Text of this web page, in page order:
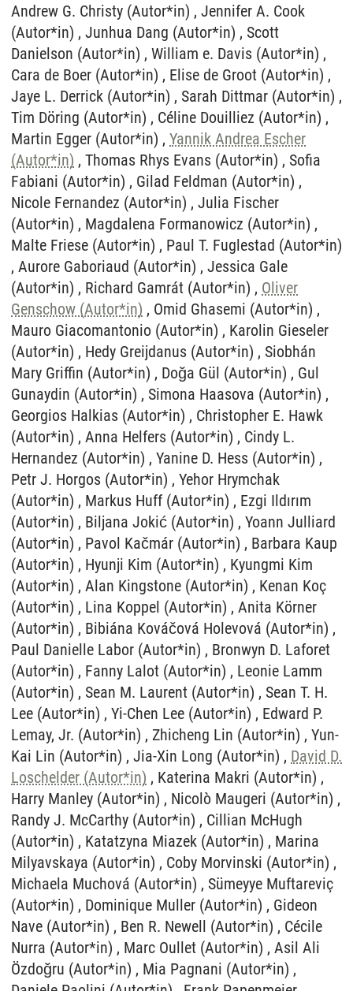
Andrew G. Christy (Autor*in) , Jennifer A. Cook
(Autor*in) , Junhua Dang (Autor*in) , Scott
Danielson (Autor*in) , William e. Davis (Autor*in) ,
Cara de Boer (Autor*in) , Elise de Groot (Autor*in) ,
Jaye L. Derrick (Autor*in) , Sarah Dittmar (Autor*in) ,
Tim Döring (Autor*in) , Céline Douilliez (Autor*in) ,
Martin Egger (Autor*in) , Yannik Andrea Escher
(Autor*in) , Thomas Rhys Evans (Autor*in) , Sofia
Fabiani (Autor*in) , Gilad Feldman (Autor*in) ,
Nicole Fernandez (Autor*in) , Julia Fischer
(Autor*in) , Magdalena Formanowicz (Autor*in) ,
Malte Friese (Autor*in) , Paul T. Fuglestad (Autor*in)
, Aurore Gaboriaud (Autor*in) , Jessica Gale
(Autor*in) , Richard Gamrát (Autor*in) , Oliver
Genschow (Autor*in) , Omid Ghasemi (Autor*in) , Mauro Giacomantonio (Autor*in) , Karolin Gieseler (Autor*in) , Hedy Greijdanus (Autor*in) , Siobhán Mary Griffin (Autor*in) , Doğa Gül (Autor*in) , Gul Gunaydin (Autor*in) , Simona Haasova (Autor*in) , Georgios Halkias (Autor*in) , Christopher E. Hawk (Autor*in) , Anna Helfers (Autor*in) , Cindy L. Hernandez (Autor*in) , Yanine D. Hess (Autor*in) , Petr J. Horgos (Autor*in) , Yehor Hrymchak (Autor*in) , Markus Huff (Autor*in) , Ezgi Ildırım (Autor*in) , Biljana Jokić (Autor*in) , Yoann Julliard (Autor*in) , Pavol Kačmár (Autor*in) , Barbara Kaup (Autor*in) , Hyunji Kim (Autor*in) , Kyungmi Kim (Autor*in) , Alan Kingstone (Autor*in) , Kenan Koç (Autor*in) , Lina Koppel (Autor*in) , Anita Körner (Autor*in) , Bibiána Kováčová Holevová (Autor*in) , Paul Danielle Labor (Autor*in) ,
David D.
Loschelder (Autor*in) , Katerina Makri (Autor*in) ,
Harry Manley (Autor*in) , Nicolò Maugeri (Autor*in) ,
Randy J. McCarthy (Autor*in) , Cillian McHugh
(Autor*in) , Katatzyna Miazek (Autor*in) , Marina
Milyavskaya (Autor*in) , Coby Morvinski (Autor*in) ,
Michaela Muchová (Autor*in) , Sümeyye Muftareviç
(Autor*in) , Dominique Muller (Autor*in) , Gideon
Nave (Autor*in) , Ben R. Newell (Autor*in) , Cécile
Nurra (Autor*in) , Marc Oullet (Autor*in) , Asil Ali
Özdoğru (Autor*in) , Mia Pagnani (Autor*in) ,